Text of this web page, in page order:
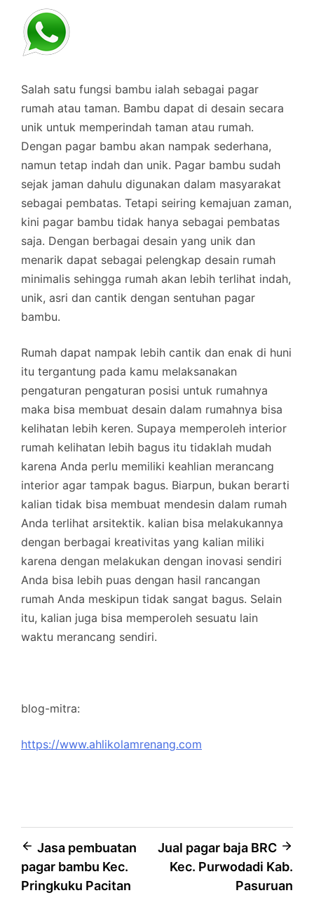
Salah satu fungsi bambu ialah sebagai pagar
rumah atau taman. Bambu dapat di desain secara
unik untuk memperindah taman atau rumah.
Dengan pagar bambu akan nampak sederhana,
namun tetap indah dan unik. Pagar bambu sudah
sejak jaman dahulu digunakan dalam masyarakat
sebagai pembatas. Tetapi seiring kemajuan zaman,
kini pagar bambu tidak hanya sebagai pembatas
saja. Dengan berbagai desain yang unik dan
menarik dapat sebagai pelengkap desain rumah
minimalis sehingga rumah akan lebih terlihat indah,
unik, asri dan cantik dengan sentuhan pagar
bambu.
Rumah dapat nampak lebih cantik dan enak di huni
itu tergantung pada kamu melaksanakan
pengaturan pengaturan posisi untuk rumahnya
maka bisa membuat desain dalam rumahnya bisa
kelihatan lebih keren. Supaya memperoleh interior
rumah kelihatan lebih bagus itu tidaklah mudah
karena Anda perlu memiliki keahlian merancang
interior agar tampak bagus. Biarpun, bukan berarti
kalian tidak bisa membuat mendesin dalam rumah
Anda terlihat arsitektik. kalian bisa melakukannya
dengan berbagai kreativitas yang kalian miliki
karena dengan melakukan dengan inovasi sendiri
Anda bisa lebih puas dengan hasil rancangan
rumah Anda meskipun tidak sangat bagus. Selain
itu, kalian juga bisa memperoleh sesuatu lain
waktu merancang sendiri.
blog-mitra:
https://www.ahlikolamrenang.com
Post
navigation
Jasa pembuatan
pagar bambu Kec.
Pringkuku Pacitan
Jual pagar baja BRC
Kec. Purwodadi Kab.
Pasuruan